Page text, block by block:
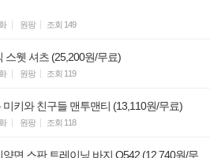
원팡 조회 149
스웻 셔츠 (25,200원/무료)
원팡 조회 119
키와 친구들 맨투맨티 (13,110원/무료)
원팡 조회 118
면 스판 트레이닝 바지 O542 (12,740원/무